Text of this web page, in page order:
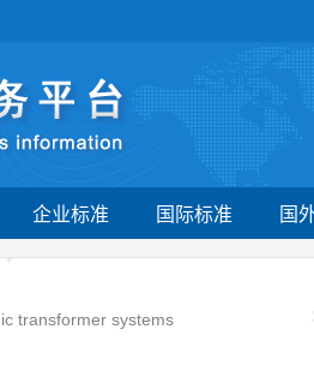
企业标准 国际标准 国
登记项目
transformer systems